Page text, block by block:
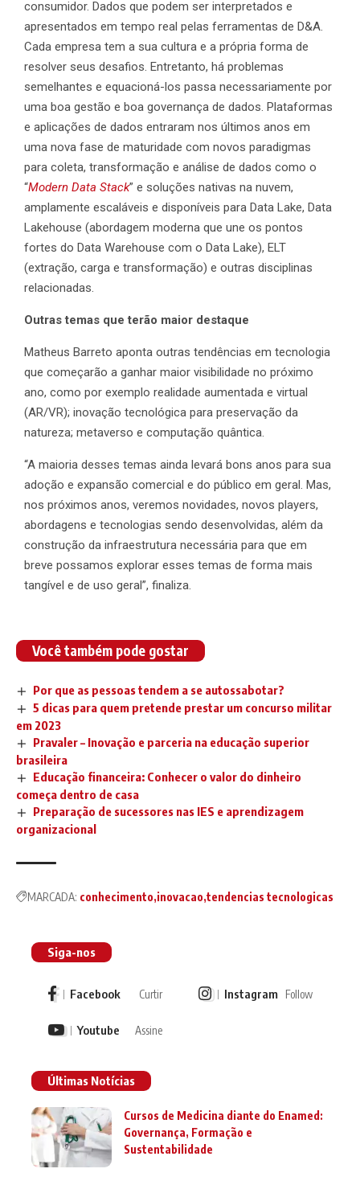
consumidor. Dados que podem ser interpretados e
apresentados em tempo real pelas ferramentas de D&A.
Cada empresa tem a sua cultura e a própria forma de
resolver seus desafios. Entretanto, há problemas
semelhantes e equacioná-los passa necessariamente por
uma boa gestão e boa governança de dados. Plataformas
e aplicações de dados entraram nos últimos anos em
uma nova fase de maturidade com novos paradigmas
para coleta, transformação e análise de dados como o
“Modern Data Stack” e soluções nativas na nuvem,
amplamente escaláveis e disponíveis para Data Lake, Data
Lakehouse (abordagem moderna que une os pontos
fortes do Data Warehouse com o Data Lake), ELT
(extração, carga e transformação) e outras disciplinas
relacionadas.
Outras temas que terão maior destaque
Matheus Barreto aponta outras tendências em tecnologia
que começarão a ganhar maior visibilidade no próximo
ano, como por exemplo realidade aumentada e virtual
(AR/VR); inovação tecnológica para preservação da
natureza; metaverso e computação quântica.
“A maioria desses temas ainda levará bons anos para sua
adoção e expansão comercial e do público em geral. Mas,
nos próximos anos, veremos novidades, novos players,
abordagens e tecnologias sendo desenvolvidas, além da
construção da infraestrutura necessária para que em
breve possamos explorar esses temas de forma mais
tangível e de uso geral”, finaliza.
Você também pode gostar
Por que as pessoas tendem a se autossabotar?
5 dicas para quem pretende prestar um concurso militar
em 2023
Pravaler – Inovação e parceria na educação superior
brasileira
Educação financeira: Conhecer o valor do dinheiro
começa dentro de casa
Preparação de sucessores nas IES e aprendizagem
organizacional
MARCADA: conhecimento inovacao tendencias tecnologicas
Siga-nos
Facebook Curtir Instagram Follow
Youtube Assine
Últimas Notícias
Cursos de Medicina diante do Enamed:
Governança, Formação e
Sustentabilidade